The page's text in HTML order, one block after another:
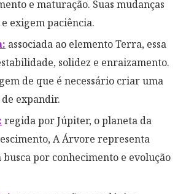
e maturação. Suas mudanças
exigem paciência.
associada ao elemento Terra, essa
solidez e enraizamento.
de que é necessário criar uma
expandir.
regida por Júpiter, o planeta da
A Árvore representa
por conhecimento e evolução